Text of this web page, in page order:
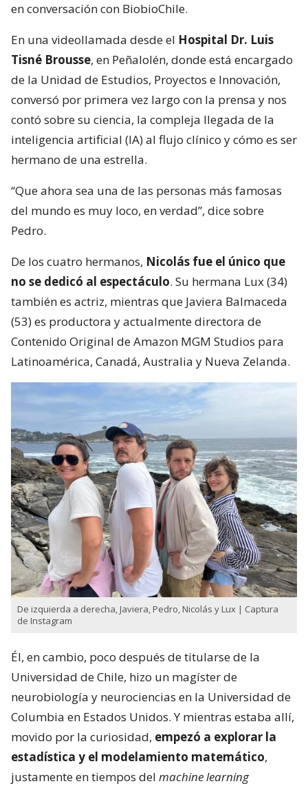
en conversación con BiobioChile.
En una videollamada desde el Hospital Dr. Luis
Tisné Brousse, en Peñalolén, donde está encargado
de la Unidad de Estudios, Proyectos e Innovación,
conversó por primera vez largo con la prensa y nos
contó sobre su ciencia, la compleja llegada de la
inteligencia artificial (IA) al flujo clínico y cómo es ser
hermano de una estrella.
“Que ahora sea una de las personas más famosas
del mundo es muy loco, en verdad”, dice sobre
Pedro.
De los cuatro hermanos, Nicolás fue el único que
no se dedicó al espectáculo. Su hermana Lux (34)
también es actriz, mientras que Javiera Balmaceda
(53) es productora y actualmente directora de
Contenido Original de Amazon MGM Studios para
Latinoamérica, Canadá, Australia y Nueva Zelanda.
De izquierda a derecha, Javiera, Pedro, Nicolás y Lux | Captura
de Instagram
Él, en cambio, poco después de titularse de la
Universidad de Chile, hizo un magíster de
neurobiología y neurociencias en la Universidad de
Columbia en Estados Unidos. Y mientras estaba allí,
movido por la curiosidad, empezó a explorar la
estadística y el modelamiento matemático,
justamente en tiempos del machine learning